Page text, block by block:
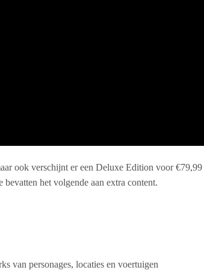
ook verschijnt er een Deluxe Edition voor €79,99
het volgende aan extra content.
van personages, locaties en voertuigen